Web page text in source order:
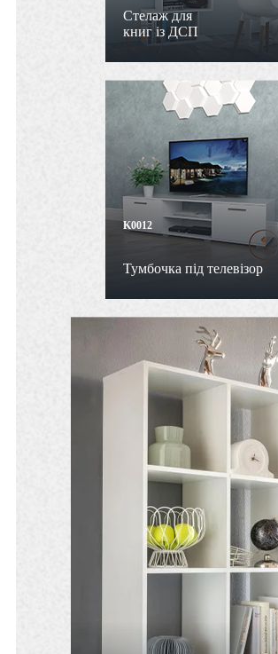
Стелаж для
книг із ДСП
K0012
Тумбочка під телевізор